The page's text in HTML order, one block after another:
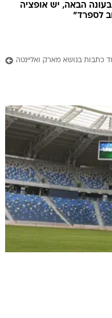
הבאה, יש אופציה
לספרד"
כתבות בנושא מארק ואליינטה